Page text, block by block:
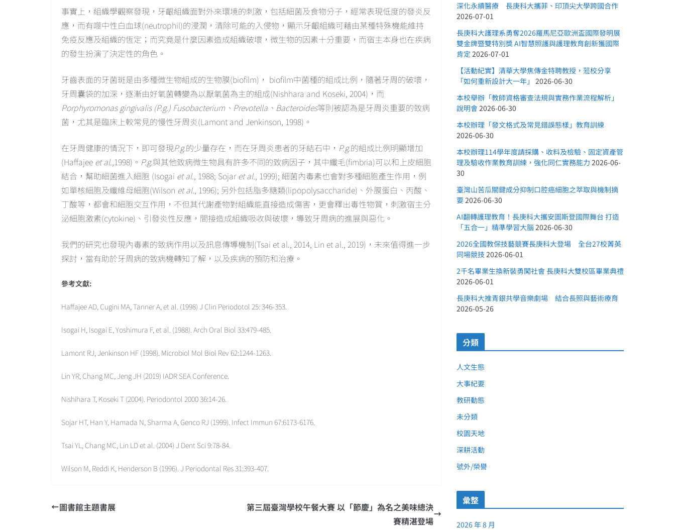
事實上，組織學觀察發現，牙齦組織面對外來環境的刺激，包括細菌及食物分子，經常表現低度的發炎反
應，而有噬中性白血球(neutrophil)的浸潤，清除可能的入侵物，顯示牙齦組織可藉由某種特殊機能維持
免疫反應及組織的恆定；而究竟是什麼因素造成組織破壞，微生物的因素十分重要，而宿主本身也在疾病
的發生扮演了決定性的角色。
牙齒表面的牙菌斑是由多種微生物組成的生物膜(biofilm)， biofilm中菌種的組成比例，隨著牙周的破壞，
牙周囊袋的加深，逐漸由好氧菌轉變為以厭氧菌為主的組成(Nishhara and Koseki, 2004)，而
Porphyromonas gingivalis (P.g.) Fusobacterium、Prevotella、Bacteroides等則被認為是牙周炎重要的致病
菌，尤其是臨床上較常見的慢性牙周炎(Lamont and Jenkinson, 1998)。
在牙周健康的情況下，即可發現P.g.的少量存在，而在牙周炎患者的牙結石中， P.g.的組成比例明顯增加
(Haffajee et al.,1998)。 P.g.與其他致病微生物具有許多不同的致病因子，其中纖毛(fimbria)可以和上皮細胞
結合，幫助細菌進入細胞 (Isogai et al., 1988; Sojaret al., 1999); 細菌內毒素也會對多種細胞產生作用，例
如單核細胞及纖維母細胞(Wilson et al., 1996); 另外包括脂多糖類(lipopolysaccharide)、外膜蛋白、丙酸、
丁酸等，都會和細胞交互作用，不但其代謝產物對組織能直接造成傷害，更會釋出毒性物質，刺激宿主分
泌細胞激素(cytokine)、引發炎性反應，間接造成組織吸收與破壞，導致牙周病的進展與惡化。
我們的研究也發現內毒素的致病作用以及訊息傳導機制(Tsai et al., 2014, Lin et al., 2019)，未來值得進一步
探討，當有助於牙周病的致病機轉知了解，以及疾病的預防和治療。
參考文獻:
Haffajee AD, Cugini MA, Tanner A, et al. (1998) J Clin Periodotol 25: 346-353.
Isogai H, Isogai E, Yoshimura F, et al. (1988). Arch Oral Biol 33:479-485.
Lamont RJ, Jenkinson HF (1998). Microbiol Mol Biol Rev 62:1244-1263.
Lin YR, Chang MC, Jeng JH (2019) IADR SEA Conference.
Nishihara T, Koseki T (2004). Periodontol 2000 36:14-26.
Sojar HT, Han Y, Hamada N, Sharma A, Genco RJ (1999). Infect Immun 67:6173-6176.
Tsai YL, Chang MC, Lin LD et al. (2004) J Dent Sci 9:78-84.
Wilson M, Reddi K, Henderson B (1996). J Periodontal Res 31:393-407.
圖書館主題書展
第三屆臺灣學校午餐大賽 以「節慶」為名之美味總決
賽精湛登場
深化永續醫療 長庚科大攜菲、印頂尖大學跨國合作
2026-07-01
長庚科大護理系勇奪2026羅馬尼亞歐洲盃國際發明展
雙金牌暨雙特別獎 AI智慧照護與護理教育創新獲國際
肯定 2026-07-01
【活動紀實】清華大學焦傳金特聘教授，蒞校分享
「如何重新設計大一年」 2026-06-30
本校舉辦「教師資格審查法規與實務作業流程解析」
說明會2026-06-30
本校辦理「發文格式及常見錯誤態樣」教育訓練
2026-06-30
本校辦理114學年度請採購、收料及檢驗、固定資產管
理及驗收作業教育訓練，強化同仁實務能力 2026-06-
30
臺灣山苦瓜關鍵成分抑制口腔癌細胞之萃取與機制摘
要2026-06-30
AI翻轉護理教育！長庚科大攜安圖斯登國際舞台 打造
「五合一」精準學習大腦 2026-06-30
2026全國教保技藝競賽長庚科大登場 全台27校菁英
同場競技 2026-06-01
2千名畢業生換新裝勇闖社會 長庚科大雙校區畢業典禮
2026-06-01
長庚科大推青銀共學音樂劇場 結合長照與藝術療育
2026-05-26
分類
人文生態
大事紀要
教研動態
未分類
校園天地
深耕活動
號外/榮譽
彙整
2026 年 8 月